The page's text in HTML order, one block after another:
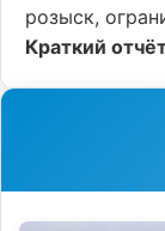
розыск,
Краткий